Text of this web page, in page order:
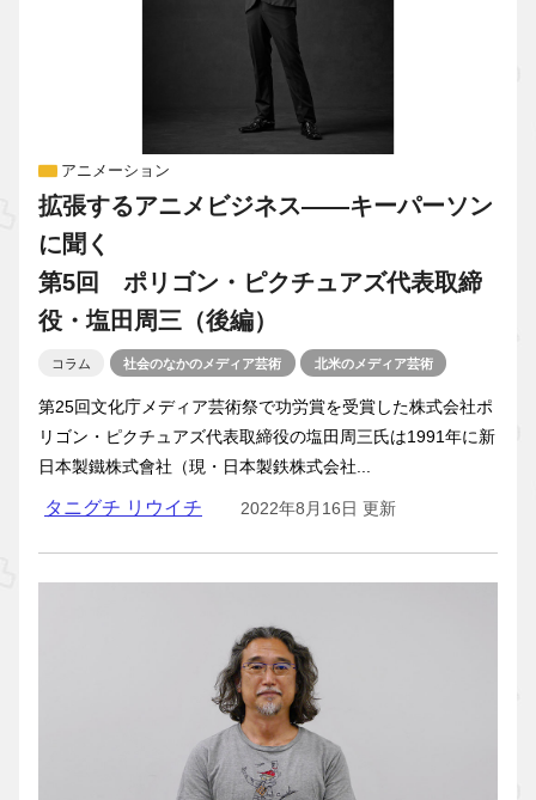
アニメーション
拡張するアニメビジネス――キーパーソン
に聞く
第5回 ポリゴン・ピクチュアズ代表取締
役・塩田周三（後編）
コラム 社会のなかのメディア芸術 北米のメディア芸術
第25回文化庁メディア芸術祭で功労賞を受賞した株式会社ポ
リゴン・ピクチュアズ代表取締役の塩田周三氏は1991年に新
日本製鐵株式會社（現・日本製鉄株式会社...
タニグチ リウイチ 2022年8月16日 更新